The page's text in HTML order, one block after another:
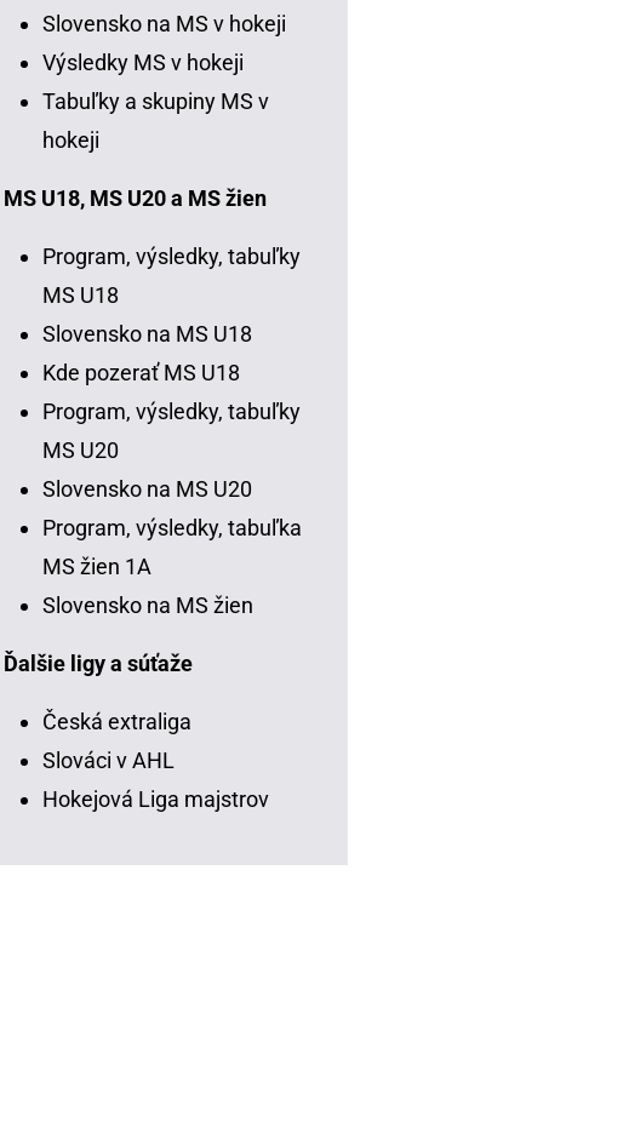
Slovensko na MS v hokeji
Výsledky MS v hokeji
Tabuľky a skupiny MS v
hokeji
MS U18, MS U20 a MS žien
Program, výsledky, tabuľky
MS U18
Slovensko na MS U18
Kde pozerať MS U18
Program, výsledky, tabuľky
MS U20
Slovensko na MS U20
Program, výsledky, tabuľka
MS žien 1A
Slovensko na MS žien
Ďalšie ligy a súťaže
Česká extraliga
Slováci v AHL
Hokejová Liga majstrov